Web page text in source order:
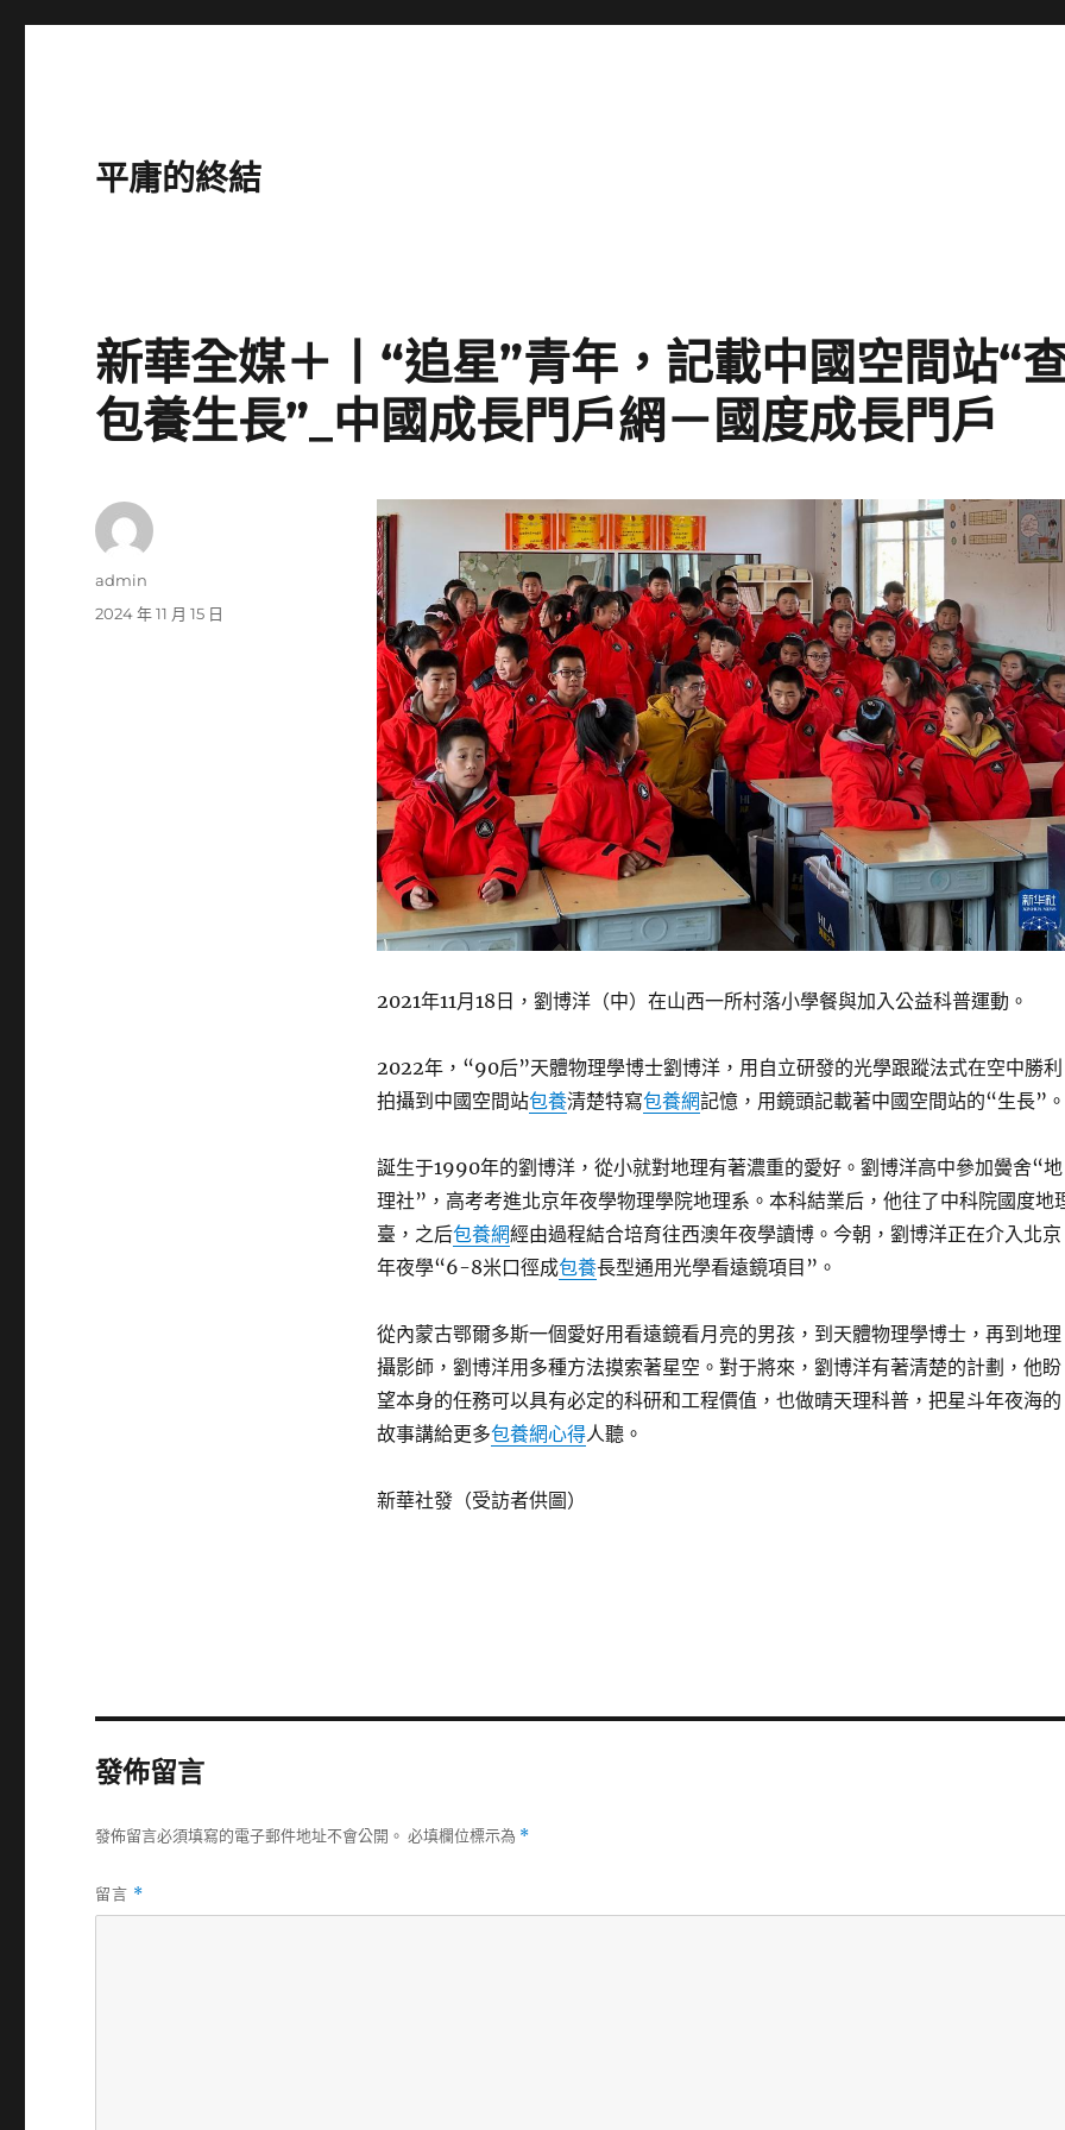
平庸的終結
新華全媒＋丨“追星”青年，記載中國空間站“
包養生長”_中國成長門戶網－國度成長門戶
2021年11月18日，劉博洋（中）在山西一所村落小學餐與加入公益科普運動。
2022年，“90后”天體物理學博士劉博洋，用自立研發的光學跟蹤法式在空中勝利
拍攝到中國空間站包養清楚特寫包養網記憶，用鏡頭記載著中國空間站的“生長”。
誕生于1990年的劉博洋，從小就對地理有著濃重的愛好。劉博洋高中參加黌舍“地
理社”，高考考進北京年夜學物理學院地理系。本科結業后，他往了中科院國度地
臺，之后包養網經由過程結合培育往西澳年夜學讀博。今朝，劉博洋正在介入北京
年夜學“6-8米口徑成包養長型通用光學看遠鏡項目”。
從內蒙古鄂爾多斯一個愛好用看遠鏡看月亮的男孩，到天體物理學博士，再到地理
攝影師，劉博洋用多種方法摸索著星空。對于將來，劉博洋有著清楚的計劃，他盼
望本身的任務可以具有必定的科研和工程價值，也做晴天理科普，把星斗年夜海的
故事講給更多包養網心得人聽。
新華社發（受訪者供圖）
作
admin
發
2024 年 11 月 15 日
發佈留言
發佈留言必須填寫的電子郵件地址不會公開。 必填欄位標示為 *
留言 *